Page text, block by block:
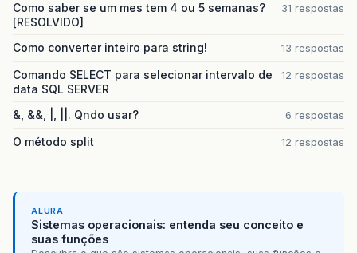
Como saber se um mes tem 4 ou 5 semanas?
[RESOLVIDO]
31 respostas
Como converter inteiro para string! 13 respostas
Comando SELECT para selecionar intervalo de
data SQL SERVER
12 respostas
&, &&, |, ||. Qndo usar? 6 respostas
O método split 12 respostas
ALURA
Sistemas operacionais: entenda seu conceito e
suas funções